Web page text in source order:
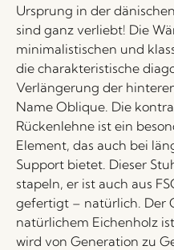
Ursprung in der
sind ganz verliebt! Die
minimalistischen und
die charakteristische
Verlängerung der
Name Oblique. Die
Rückenlehne ist ein
Element, das auch bei
Support bietet. Dieser
stapeln, er ist auch aus
gefertigt – natürlich. Der
natürlichem Eichenholz
wird von Generation zu